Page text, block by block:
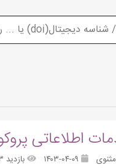
اطلاعاتی
بازدید ۱۰۵۳